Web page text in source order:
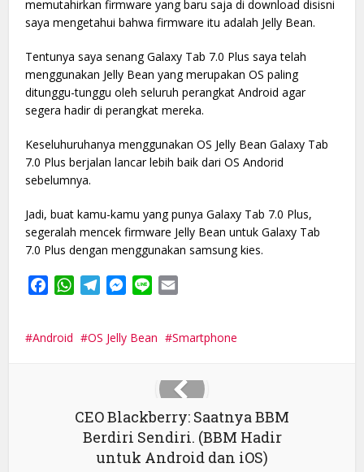
memutahirkan firmware yang baru saja di download disisni
saya mengetahui bahwa firmware itu adalah Jelly Bean.
Tentunya saya senang Galaxy Tab 7.0 Plus saya telah
menggunakan Jelly Bean yang merupakan OS paling
ditunggu-tunggu oleh seluruh perangkat Android agar
segera hadir di perangkat mereka.
Keseluhuruhanya menggunakan OS Jelly Bean Galaxy Tab
7.0 Plus berjalan lancar lebih baik dari OS Andorid
sebelumnya.
Jadi, buat kamu-kamu yang punya Galaxy Tab 7.0 Plus,
segeralah mencek firmware Jelly Bean untuk Galaxy Tab
7.0 Plus dengan menggunakan samsung kies.
FacebookWhatsApp
TelegramMessenger
Line
Android OS Jelly Bean Smartphone
CEO Blackberry: Saatnya BBM
Berdiri Sendiri. (BBM Hadir
untuk Android dan iOS)